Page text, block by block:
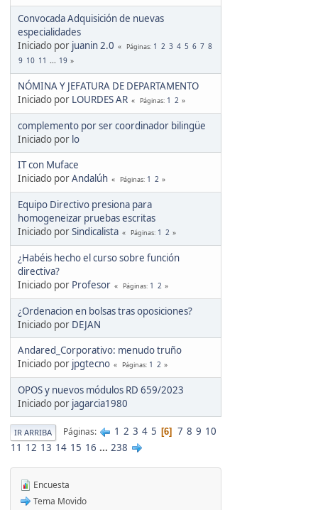
Convocada Adquisición de nuevas
especialidades
Iniciado por juanin 2.0 Páginas 1 2 3 4 5 6 7 8
9 10 11 ... 19
NÓMINA Y JEFATURA DE DEPARTAMENTO
Iniciado por LOURDES AR Páginas 1 2
complemento por ser coordinador bilingüe
Iniciado por lo
IT con Muface
Iniciado porAndalúh Páginas 1 2
Equipo Directivo presiona para
homogeneizar pruebas escritas
Iniciado porSindicalista Páginas 1 2
¿Habéis hecho el curso sobre función
directiva?
Iniciado por Profesor Páginas 1 2
¿Ordenacion en bolsas tras oposiciones?
Iniciado por DEJAN
Andared_Corporativo: menudo truño
Iniciado por jpgtecno Páginas 1 2
OPOS y nuevos módulos RD 659/2023
Iniciado por jagarcia1980
IR ARRIBA Páginas 1 2 3 4 5 6 7 8 9 10
11 12 13 14 15 16 ... 238
Encuesta
Tema Movido